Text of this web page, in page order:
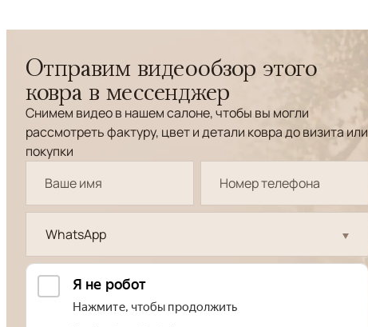
Отправим видеообзор этого
ковра в мессенджер
Снимем видео в нашем салоне, чтобы вы могли
рассмотреть фактуру, цвет и детали ковра до визита или
покупки
WhatsApp